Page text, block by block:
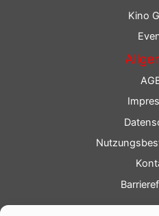
Kino